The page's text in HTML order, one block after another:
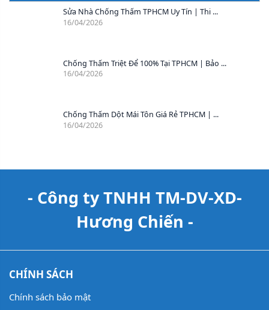
Sửa Nhà Chống Thấm TPHCM Uy Tín | Thi ...
16/04/2026
Chống Thấm Triệt Để 100% Tại TPHCM | Bảo ...
16/04/2026
Chống Thấm Dột Mái Tôn Giá Rẻ TPHCM | ...
16/04/2026
- Công ty TNHH TM-DV-XD-
Hương Chiến -
CHÍNH SÁCH
Chính sách bảo mật